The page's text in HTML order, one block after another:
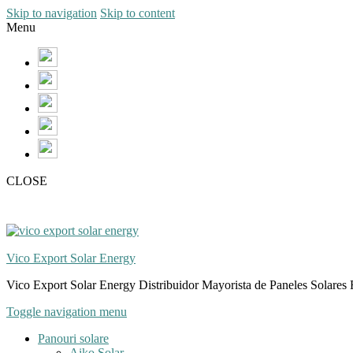
Skip to navigation Skip to content
Menu
CLOSE
Vico Export Solar Energy
Vico Export Solar Energy Distribuidor Mayorista de Paneles Solares
Toggle navigation menu
Panouri solare